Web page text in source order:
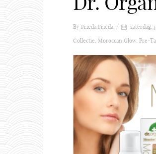
By Frieda Frieda zaterdag,
Collectie, Moroccan Glow, Pre-